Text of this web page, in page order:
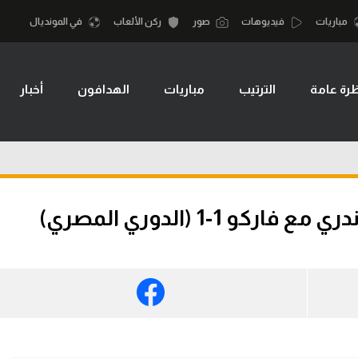
الكرة الإفريقية
سعودي في الجول
كرة السلة
كرة سلة
كرة يد
مباريات فيديوهات صور ركن الألعاب في المونديال
عامة الترتيب مباريات الهدافون أخبار
1 (الدوري المصري)